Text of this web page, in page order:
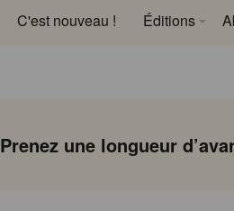
C'est nouveau ! Éditions
Prenez une longueur